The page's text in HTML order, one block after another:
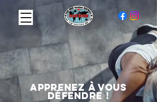
APPRENEZ à vous
défendre !